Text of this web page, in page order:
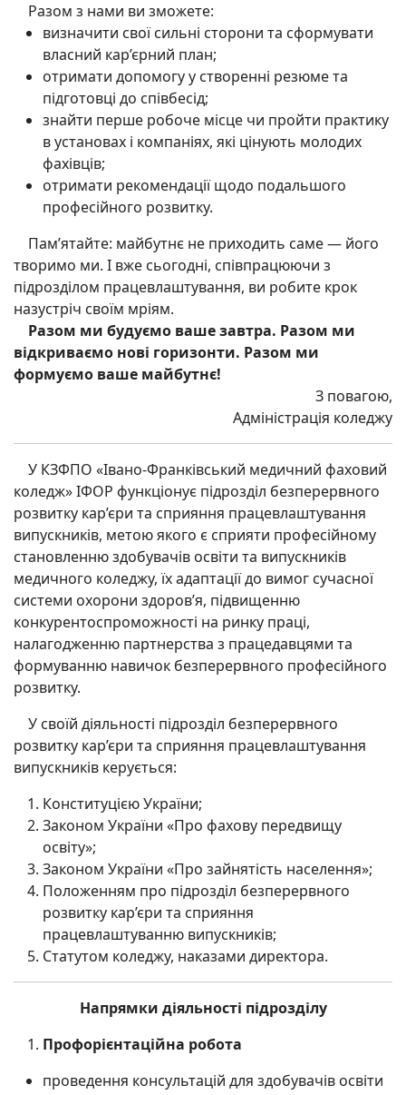
Разом з нами ви зможете:
визначити свої сильні сторони та сформувати
власний кар’єрний план;
отримати допомогу у створенні резюме та
підготовці до співбесід;
знайти перше робоче місце чи пройти практику
в установах і компаніях, які цінують молодих
фахівців;
отримати рекомендації щодо подальшого
професійного розвитку.
Пам’ятайте: майбутнє не приходить саме — його
творимо ми. І вже сьогодні, співпрацюючи з
підрозділом працевлаштування, ви робите крок
назустріч своїм мріям.
Разом ми будуємо ваше завтра. Разом ми
відкриваємо нові горизонти. Разом ми
формуємо ваше майбутнє!
З повагою,
Адміністрація коледжу
У КЗФПО «Івано-Франківський медичний фаховий
коледж» ІФОР функціонує підрозділ безперервного
розвитку кар’єри та сприяння працевлаштування
випускників, метою якого є сприяти професійному
становленню здобувачів освіти та випускників
медичного коледжу, їх адаптації до вимог сучасної
системи охорони здоров’я, підвищенню
конкурентоспроможності на ринку праці,
налагодженню партнерства з працедавцями та
формуванню навичок безперервного професійного
розвитку.
У своїй діяльності підрозділ безперервного
розвитку кар’єри та сприяння працевлаштування
випускників керується:
Конституцією України;
Законом України «Про фахову передвищу
освіту»;
Законом України «Про зайнятість населення»;
Положенням про підрозділ безперервного
розвитку кар’єри та сприяння
працевлаштуванню випускників;
Статутом коледжу, наказами директора.
Напрямки діяльності підрозділу
Профорієнтаційна робота
проведення консультацій для здобувачів освіти